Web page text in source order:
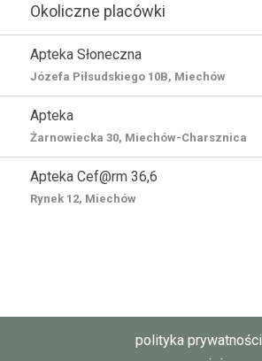
Okoliczne placówki
Apteka Słoneczna
Józefa Piłsudskiego 10B, Miechów
Apteka
Żarnowiecka 30, Miechów-Charsznica
Apteka Cef@rm 36,6
Rynek 12, Miechów
polityka prywatności